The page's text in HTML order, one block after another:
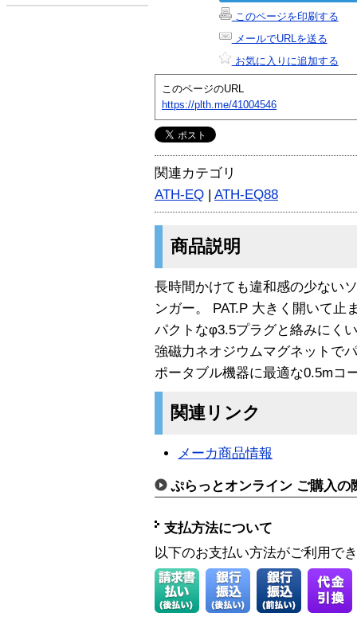
このページを印刷する
メールでURLを送る
お気に入りに追加する
このページのURL
https://plth.me/41004546
関連カテゴリ
ATH-EQ | ATH-EQ88
商品説明
長時間かけても違和感の少ない
ンガー。 PAT.P 大きく開いて止
パクトなφ3.5プラグと絡みにく
強磁力ネオジウムマグネットで
ポータブル機器に最適な0.5mコ
関連リンク
メーカ商品情報
ぷらっとオンライン ご購入の
支払方法について
以下のお支払い方法がご利用で